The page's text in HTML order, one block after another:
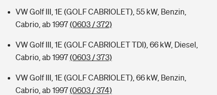
VW Golf III, 1E (GOLF CABRIOLET), 55 kW, Benzin,
Cabrio, ab 1997(0603 / 372)
VW Golf III, 1E (GOLF CABRIOLET TDI), 66 kW, Diesel,
Cabrio, ab 1997(0603 / 373)
VW Golf III, 1E (GOLF CABRIOLET), 66 kW, Benzin,
Cabrio, ab 1997(0603 / 374)